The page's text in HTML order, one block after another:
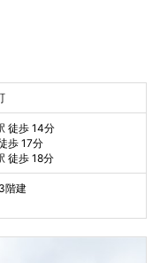
徒歩 14分
歩 17分
徒歩 18分
階建